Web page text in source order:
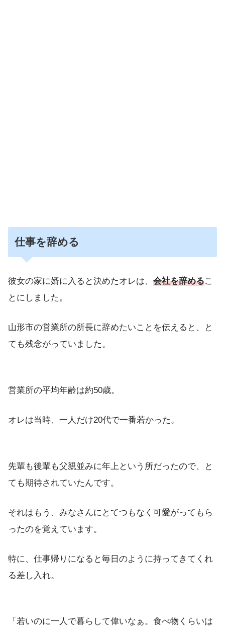
仕事を辞める
彼女の家に婿に入ると決めたオレは、 会社を辞めるこ
とにしました。
山形市の営業所の所長に辞めたいことを伝えると、と
ても残念がっていました。
営業所の平均年齢は約50歳。
オレは当時、一人だけ20代で一番若かった。
先輩も後輩も父親並みに年上という所だったので、と
ても期待されていたんです。
それはもう、みなさんにとてつもなく可愛がってもら
ったのを覚えています。
特に、仕事帰りになると毎日のように持ってきてくれ
る差し入れ。
「若いのに一人で暮らして偉いなぁ。食べ物くらいは